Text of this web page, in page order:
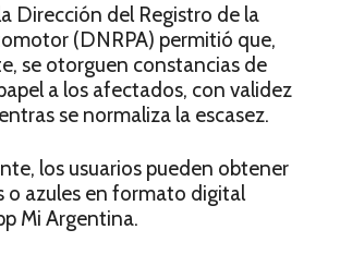
Dirección del Registro de la
(DNRPA) permitió que,
se otorguen constancias de
a los afectados, con validez
se normaliza la escasez.
los usuarios pueden obtener
o azules en formato digital
Mi Argentina.